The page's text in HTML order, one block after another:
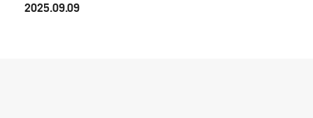
2025.09.09